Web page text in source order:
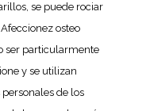
se puede rociar
osteo
ser particularmente
y se utilizan
de los